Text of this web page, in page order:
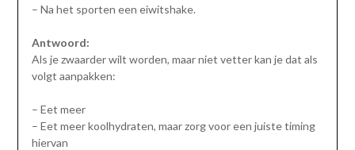
– Na het sporten een eiwitshake.
Antwoord:
Als je zwaarder wilt worden, maar niet vetter kan je dat als
volgt aanpakken:
– Eet meer
– Eet meer koolhydraten, maar zorg voor een juiste timing
hiervan